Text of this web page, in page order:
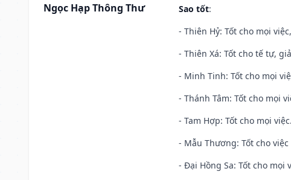
Ngọc Hạp Thông Thư Sao tốt:
- Thiên Hỷ: Tốt cho mọi
- Thiên Xá: Tốt cho tế tự,
- Minh Tinh: Tốt cho mọi
- Thánh Tâm: Tốt cho mọi
- Tam Hợp: Tốt cho mọi việc.
- Mẫu Thương: Tốt cho
- Đại Hồng Sa: Tốt cho mọi